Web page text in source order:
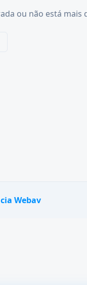
ou não está mais
Webav